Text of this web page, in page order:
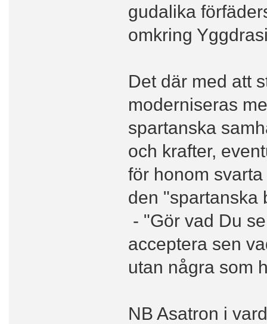
gudalika
omkring
Det där med att
moderniseras
spartanska
och krafter,
för honom
den "spartanska
- "Gör vad Du
acceptera sen
utan några som
NB Asatron i